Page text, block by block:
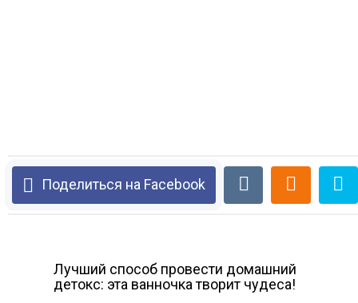
Поделиться на Facebook
Лучший способ провести домашний
детокс: эта ванночка творит чудеса!